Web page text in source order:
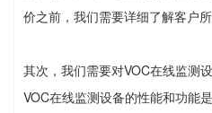
价之前，我们需要详细了解客户
其次，我们需要对VOC在线监测
VOC在线监测设备的性能和功能